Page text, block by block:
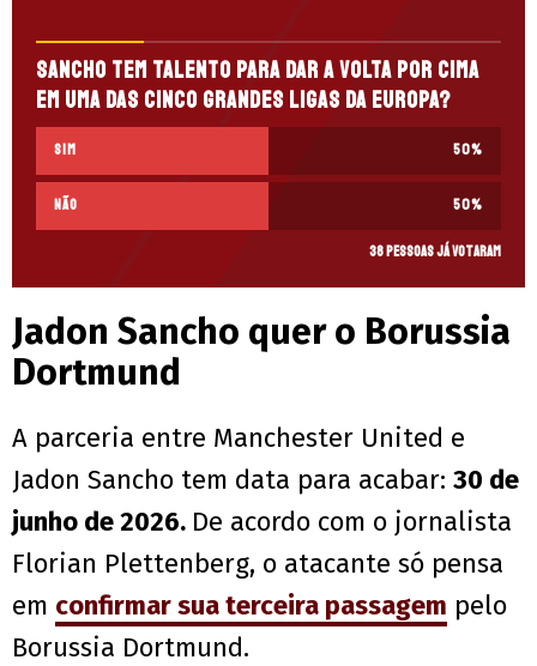
Sancho tem talento para dar a volta por cima
em uma das cinco grandes ligas da Europa?
Sim 50%
Não 50%
38 pessoas já votaram
Jadon Sancho quer o Borussia
Dortmund
A parceria entre Manchester United e
Jadon Sancho tem data para acabar: 30 de
junho de 2026. De acordo com o jornalista
Florian Plettenberg, o atacante só pensa
em confirmar sua terceira passagem pelo
Borussia Dortmund.